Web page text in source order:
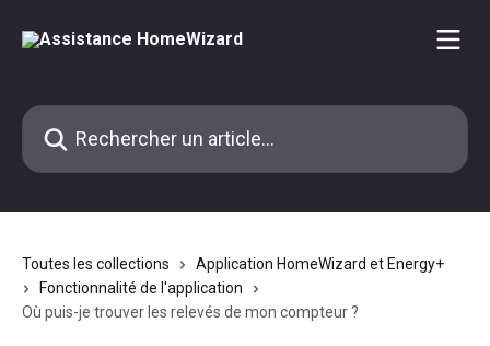
Rechercher un article...
Toutes les collections
Application HomeWizard et Energy+
Fonctionnalité de l'application
Où puis-je trouver les relevés de mon compteur ?